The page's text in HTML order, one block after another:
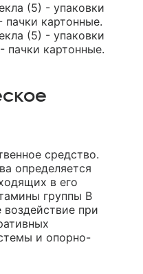
(5) - упаковки
пачки картонные.
(5) - упаковки
пачки картонные.
средство.
определяется
в его
группы В
воздействие при
и опорно-